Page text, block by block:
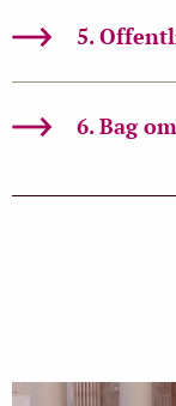
5.
6. Bag